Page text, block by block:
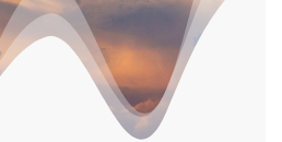
zu den Videos